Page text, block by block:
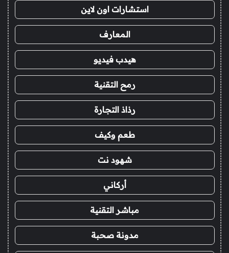
استشارات اون لاين
المعارف
هيدب فيديو
رمح التقنية
رذاذ التجارة
طعم وكيف
شهود نت
أركاني
مباشر التقنية
مدونة صحبة